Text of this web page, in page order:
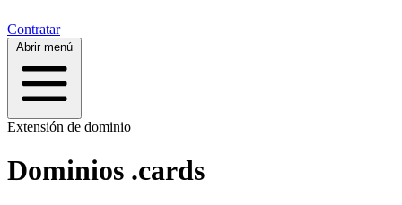
Contratar
Abrir menú
Extensión de dominio
Dominios .cards